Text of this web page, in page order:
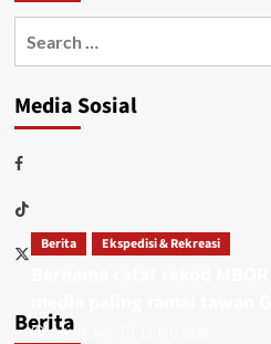
Media Sosial
Berita
Berita Ekspedisi & Rekreasi
Adin M. Nor